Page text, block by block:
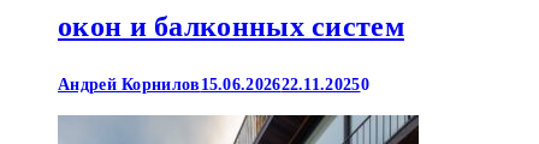
окон и балконных систем
Андрей Корнилов 15.06.202622.11.20250